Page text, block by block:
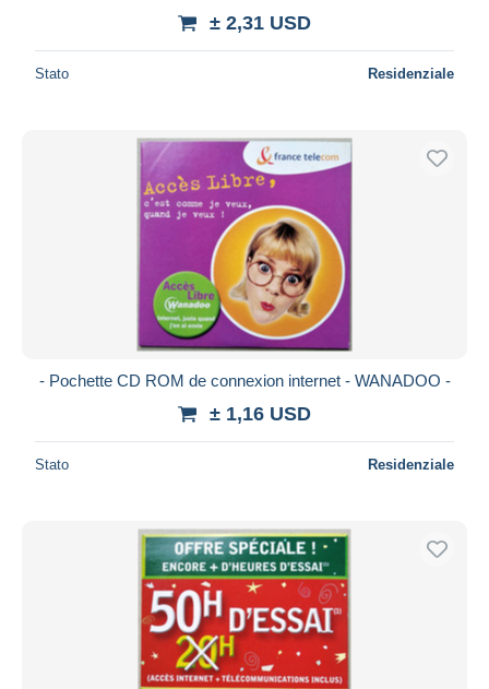
± 2,31 USD
Stato Residenziale
- Pochette CD ROM de connexion internet - WANADOO -
± 1,16 USD
Stato Residenziale